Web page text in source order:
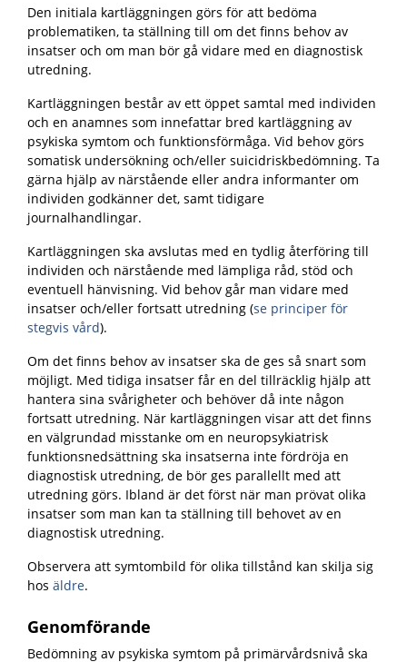
Den initiala kartläggningen görs för att bedöma
problematiken, ta ställning till om det finns behov av
insatser och om man bör gå vidare med en diagnostisk
utredning.
Kartläggningen består av ett öppet samtal med individen
och en anamnes som innefattar bred kartläggning av
psykiska symtom och funktionsförmåga. Vid behov görs
somatisk undersökning och/eller suicidriskbedömning. Ta
gärna hjälp av närstående eller andra informanter om
individen godkänner det, samt tidigare
journalhandlingar.
Kartläggningen ska avslutas med en tydlig återföring till
individen och närstående med lämpliga råd, stöd och
eventuell hänvisning. Vid behov går man vidare med
insatser och/eller fortsatt utredning (se principer för
stegvis vård).
Om det finns behov av insatser ska de ges så snart som
möjligt. Med tidiga insatser får en del tillräcklig hjälp att
hantera sina svårigheter och behöver då inte någon
fortsatt utredning. När kartläggningen visar att det finns
en välgrundad misstanke om en neuropsykiatrisk
funktionsnedsättning ska insatserna inte fördröja en
diagnostisk utredning, de bör ges parallellt med att
utredning görs. Ibland är det först när man prövat olika
insatser som man kan ta ställning till behovet av en
diagnostisk utredning.
Observera att symtombild för olika tillstånd kan skilja sig
hos äldre.
Genomförande
Bedömning av psykiska symtom på primärvårdsnivå ska